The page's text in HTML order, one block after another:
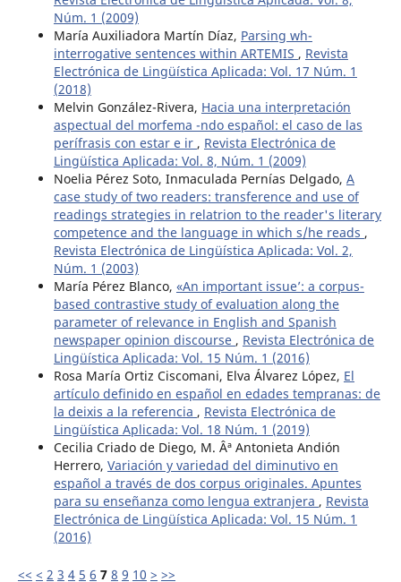
Núm. 1 (2009)
María Auxiliadora Martín Díaz, Parsing wh-
interrogative sentences within ARTEMIS , Revista
Electrónica de Lingüística Aplicada: Vol. 17 Núm. 1
(2018)
Melvin González-Rivera, Hacia una interpretación
aspectual del morfema -ndo español: el caso de las
perífrasis con estar e ir , Revista Electrónica de
Lingüística Aplicada: Vol. 8, Núm. 1 (2009)
Noelia Pérez Soto, Inmaculada Pernías Delgado, A
case study of two readers: transference and use of
readings strategies in relatrion to the reader's literary
competence and the language in which s/he reads ,
Revista Electrónica de Lingüística Aplicada: Vol. 2,
Núm. 1 (2003)
María Pérez Blanco, «An important issue’: a corpus-
based contrastive study of evaluation along the
parameter of relevance in English and Spanish
newspaper opinion discourse , Revista Electrónica de
Lingüística Aplicada: Vol. 15 Núm. 1 (2016)
Rosa María Ortiz Ciscomani, Elva Álvarez López, El
artículo definido en español en edades tempranas: de
la deixis a la referencia , Revista Electrónica de
Lingüística Aplicada: Vol. 18 Núm. 1 (2019)
Cecilia Criado de Diego, M. Âª Antonieta Andión
Herrero, Variación y variedad del diminutivo en
español a través de dos corpus originales. Apuntes
para su enseñanza como lengua extranjera , Revista
Electrónica de Lingüística Aplicada: Vol. 15 Núm. 1
(2016)
<< < 2 3 4 5 6 7 8 9 10 > >>